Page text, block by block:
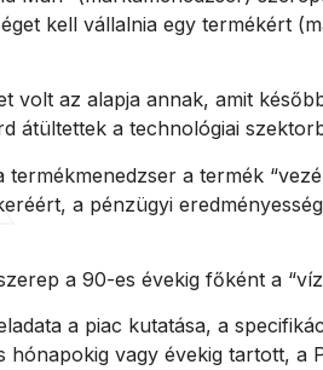
kell vállalnia egy termékért
volt az alapja annak, amit
átültettek a technológiai
a termék
a pénzügyi
a 90-es évekig főként a
a piac kutatása, a
hónapokig vagy évekig tartott, a